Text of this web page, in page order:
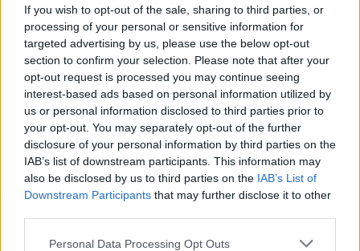
If you wish to opt-out of the sale, sharing to third parties, or
processing of your personal or sensitive information for
targeted advertising by us, please use the below opt-out
section to confirm your selection. Please note that after your
opt-out request is processed you may continue seeing
interest-based ads based on personal information utilized by
us or personal information disclosed to third parties prior to
your opt-out. You may separately opt-out of the further
disclosure of your personal information by third parties on the
IAB’s list of downstream participants. This information may
also be disclosed by us to third parties on the IAB’s List of
Downstream Participants that may further disclose it to other
Personal Data Processing Opt Outs